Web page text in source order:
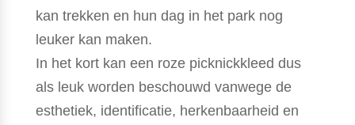
kan trekken en hun dag in het park nog
leuker kan maken.
In het kort kan een roze picknickkleed dus
als leuk worden beschouwd vanwege de
esthetiek, identificatie, herkenbaarheid en